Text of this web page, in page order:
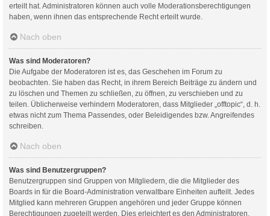
erteilt hat. Administratoren können auch volle Moderationsberechtigungen
haben, wenn ihnen das entsprechende Recht erteilt wurde.
Nach oben
Was sind Moderatoren?
Die Aufgabe der Moderatoren ist es, das Geschehen im Forum zu
beobachten. Sie haben das Recht, in ihrem Bereich Beiträge zu ändern und
zu löschen und Themen zu schließen, zu öffnen, zu verschieben und zu
teilen. Üblicherweise verhindern Moderatoren, dass Mitglieder „offtopic“, d. h.
etwas nicht zum Thema Passendes, oder Beleidigendes bzw. Angreifendes
schreiben.
Nach oben
Was sind Benutzergruppen?
Benutzergruppen sind Gruppen von Mitgliedern, die die Mitglieder des
Boards in für die Board-Administration verwaltbare Einheiten aufteilt. Jedes
Mitglied kann mehreren Gruppen angehören und jeder Gruppe können
Berechtigungen zugeteilt werden. Dies erleichtert es den Administratoren,